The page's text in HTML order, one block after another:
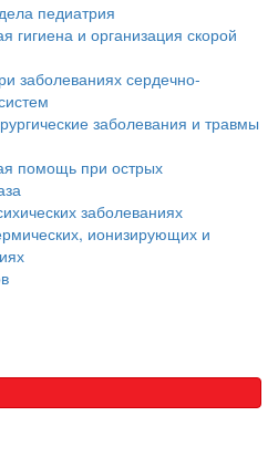
педиатрия
и организация скорой
заболеваниях сердечно-
заболевания и травмы
помощь при острых
заболеваниях
ионизирующих и